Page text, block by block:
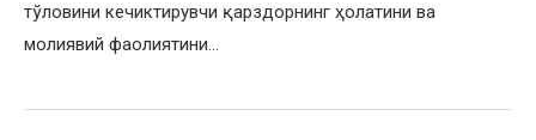
тўловини кечиктирувчи қарздорнинг ҳолатини ва
молиявий фаолиятини…